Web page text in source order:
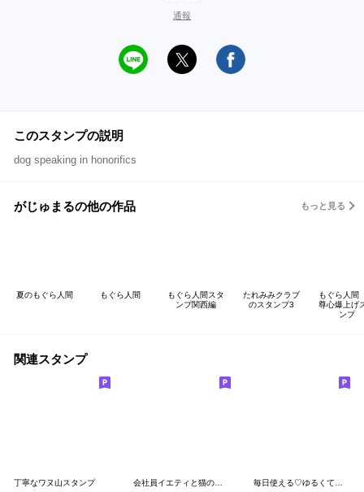
通報
このスタンプの説明
dog speaking in honorifics
がじゅまるの他の作品 もっと見る
夏のもぐら人間 もぐら人間
もぐら人間スタ
ンプ関西編
たれみみクラブ
のスタンプ3
もぐら人
尊心爆上げ
ンプ
関連スタンプ
丁寧なワヌ山スタンプ 会社員イエティと猫の日常 毎日使える♡ゆるくてかわいい仲間たち